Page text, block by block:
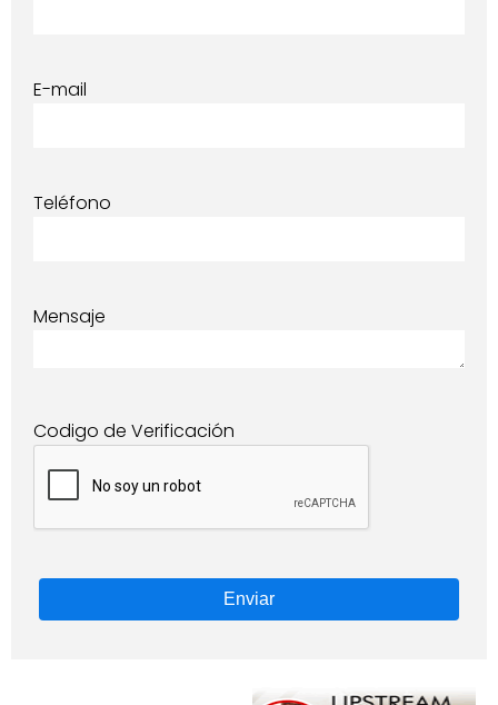
E-mail
Teléfono
Mensaje
Codigo de Verificación
Enviar